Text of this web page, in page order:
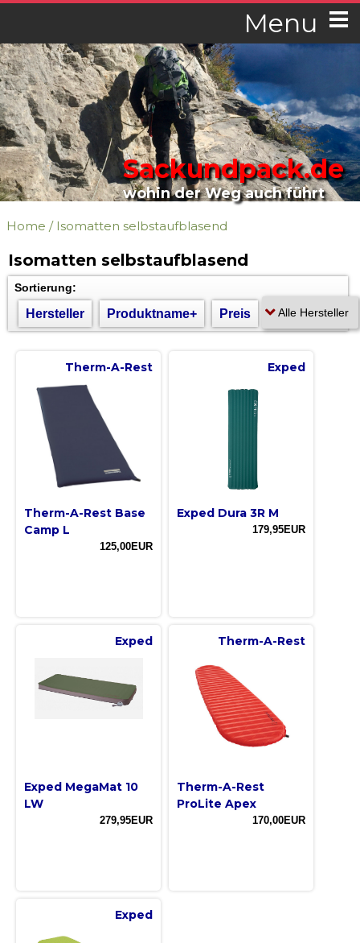
Menu
Sackundpack.de
wohin der Weg auch führt
Home / Isomatten selbstaufblasend
Isomatten selbstaufblasend
Sortierung:
Hersteller Produktname+ Preis
Therm-A-Rest
Therm-A-Rest Base
Camp L
125,00EUR
Exped
Exped Dura 3R M
179,95EUR
Exped
Exped MegaMat 10
LW
279,95EUR
Therm-A-Rest
Therm-A-Rest
ProLite Apex
170,00EUR
Exped